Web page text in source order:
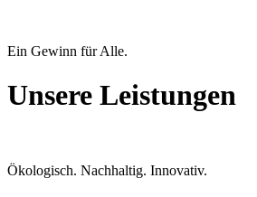
Ein Gewinn für Alle.
Unsere Leistungen
Ökologisch. Nachhaltig. Innovativ.